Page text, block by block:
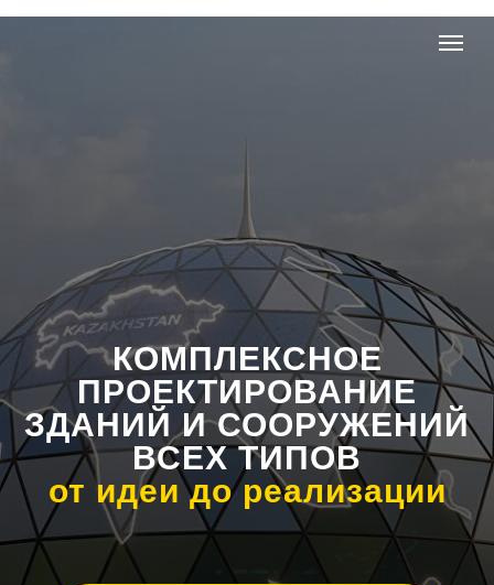
КОМПЛЕКСНОЕ
ПРОЕКТИРОВАНИЕ
ЗДАНИЙ И СООРУЖЕНИЙ
ВСЕХ ТИПОВ
от идеи до реализации